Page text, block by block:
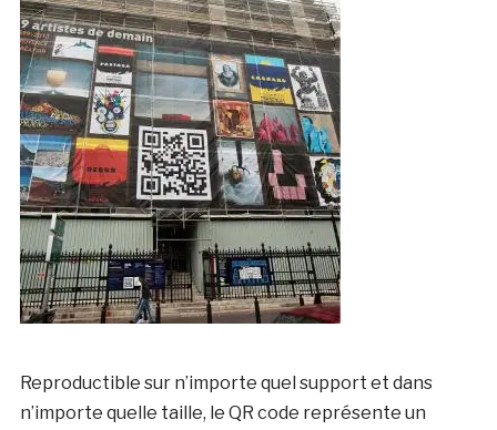
Reproductible sur n’importe quel support et dans
n’importe quelle taille, le QR code représente un